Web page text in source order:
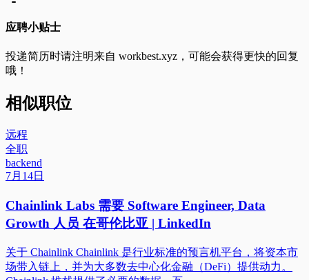
应聘小贴士
投递简历时请注明来自 workbest.xyz ，可能会获得更快的回复
哦！
相似职位
远程
全职
backend
7月14日
Chainlink Labs 需要 Software Engineer, Data
Growth 人员 在哥伦比亚 | LinkedIn
关于 Chainlink Chainlink 是行业标准的预言机平台，将资本市
场带入链上，并为大多数去中心化金融（DeFi）提供动力。